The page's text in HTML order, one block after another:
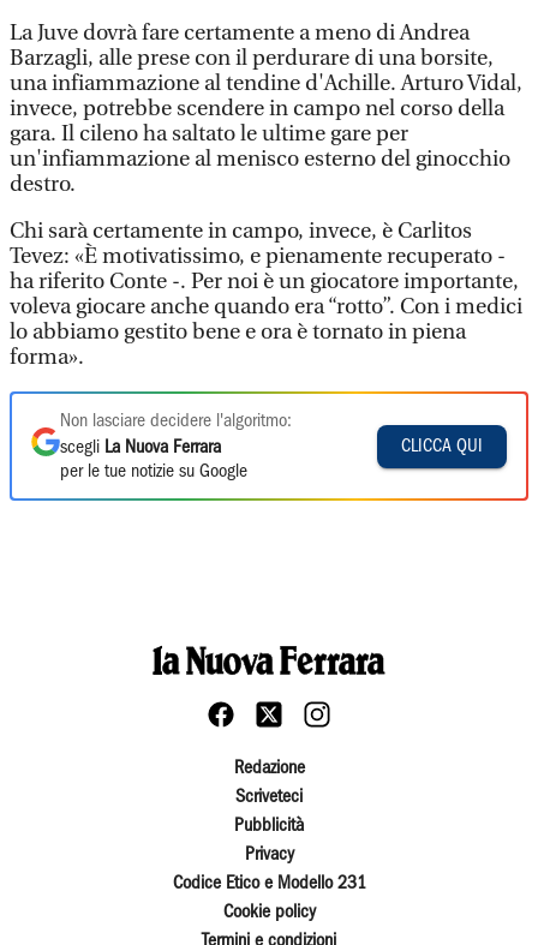
La Juve dovrà fare certamente a meno di Andrea
Barzagli, alle prese con il perdurare di una borsite,
una infiammazione al tendine d'Achille. Arturo Vidal,
invece, potrebbe scendere in campo nel corso della
gara. Il cileno ha saltato le ultime gare per
un'infiammazione al menisco esterno del ginocchio
destro.
Chi sarà certamente in campo, invece, è Carlitos
Tevez: «È motivatissimo, e pienamente recuperato -
ha riferito Conte -. Per noi è un giocatore importante,
voleva giocare anche quando era “rotto”. Con i medici
lo abbiamo gestito bene e ora è tornato in piena
forma».
Non lasciare decidere l'algoritmo:
scegli La Nuova Ferrara
per le tue notizie su Google
CLICCA QUI
Redazione
Scriveteci
Pubblicità
Privacy
Codice Etico e Modello 231
Cookie policy
Termini e condizioni